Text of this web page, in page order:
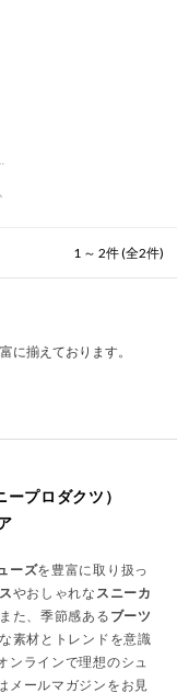
1 ～ 2件 (全2件)
に揃えております。
プロダクツ）
ーズを豊富に取り扱っ
やおしゃれな スニーカ
た、季節感ある ブーツ
素材とトレンドを意識
ンラインで理想のシュ
メールマガジンをお見